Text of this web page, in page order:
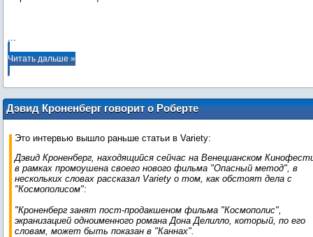
...
Читать дальше »
Дэвид Кроненберг говорит о Роберте
Паттинсоне и "Космополисе" с Vogue
ItalyЭто интервью вышло раньше статьи в Variety:
Дэвид Кроненберг, находящийся сейчас на Венецианском
в рамках промоушена своего нового фильма "Опасный метод", в
нескольких словах рассказал Variety о том, как обстоят дела с
"Космополисом":
"Кроненберг занят пост-продакшеном фильма "Космополис",
экранизацией одноименного романа Дона Делилло, который, по его
словам, может быть показан в "Каннах".